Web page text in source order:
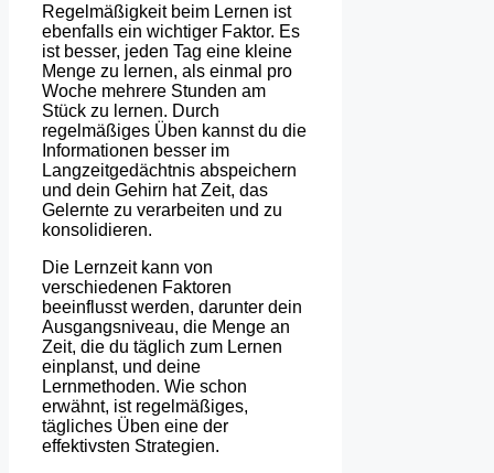
Regelmäßigkeit beim Lernen ist
ebenfalls ein wichtiger Faktor. Es
ist besser, jeden Tag eine kleine
Menge zu lernen, als einmal pro
Woche mehrere Stunden am
Stück zu lernen. Durch
regelmäßiges Üben kannst du die
Informationen besser im
Langzeitgedächtnis abspeichern
und dein Gehirn hat Zeit, das
Gelernte zu verarbeiten und zu
konsolidieren.
Die Lernzeit kann von
verschiedenen Faktoren
beeinflusst werden, darunter dein
Ausgangsniveau, die Menge an
Zeit, die du täglich zum Lernen
einplanst, und deine
Lernmethoden. Wie schon
erwähnt, ist regelmäßiges,
tägliches Üben eine der
effektivsten Strategien.